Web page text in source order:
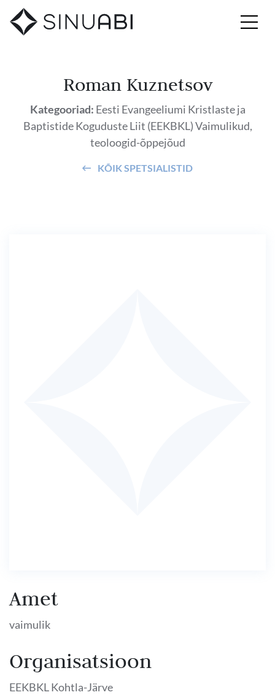
Roman Kuznetsov
Kategooriad: Eesti Evangeeliumi Kristlaste ja
Baptistide Koguduste Liit (EEKBKL)Vaimulikud,
teoloogid-õppejõud
KÕIK SPETSIALISTID
Amet
vaimulik
Organisatsioon
EEKBKL Kohtla-Järve